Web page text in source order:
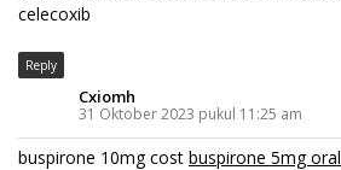
celecoxib
Reply
Cxiomh
31 Oktober 2023 pukul 11:25 am
buspirone 10mg cost buspirone 5mg oral